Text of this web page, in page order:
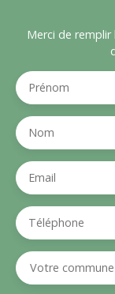
Merci de remplir
Prénom
Nom
Email
Téléphone
Votre commune